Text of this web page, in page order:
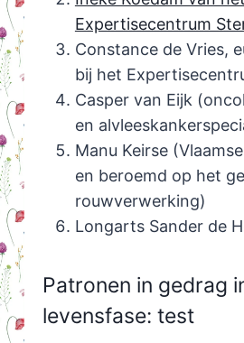
Expertisecentrum
Constance de Vries,
bij het
Casper van Eijk
en
Manu Keirse
en beroemd op het
rouwverwerking)
Longarts Sander de
Patronen in gedrag
levensfase: test